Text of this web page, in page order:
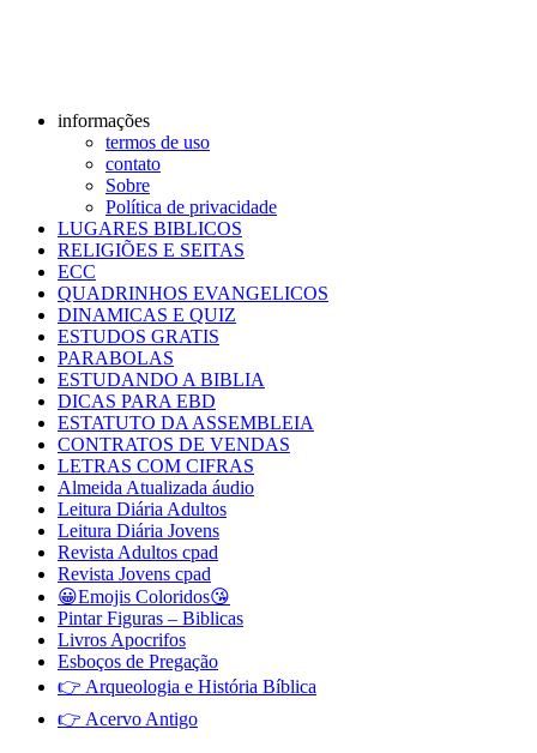
informações
termos de uso
contato
Sobre
Política de privacidade
LUGARES BIBLICOS
RELIGIÕES E SEITAS
ECC
QUADRINHOS EVANGELICOS
DINAMICAS E QUIZ
ESTUDOS GRATIS
PARABOLAS
ESTUDANDO A BIBLIA
DICAS PARA EBD
ESTATUTO DA ASSEMBLEIA
CONTRATOS DE VENDAS
LETRAS COM CIFRAS
Almeida Atualizada áudio
Leitura Diária Adultos
Leitura Diária Jovens
Revista Adultos cpad
Revista Jovens cpad
😀Emojis Coloridos😘
Pintar Figuras – Biblicas
Livros Apocrifos
Esboços de Pregação
👉 Arqueologia e História Bíblica
👉 Acervo Antigo